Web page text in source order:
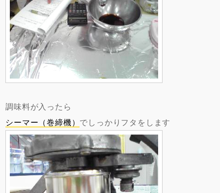
調味料が入ったら
シーマー（巻締機） でしっかりフタをします